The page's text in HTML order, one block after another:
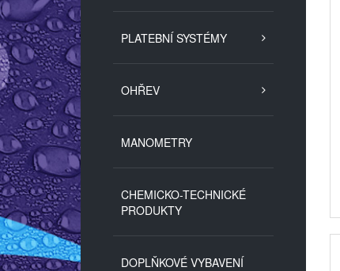
PLATEBNÍ SYSTÉMY
OHŘEV
MANOMETRY
CHEMICKO-TECHNICKÉ
PRODUKTY
DOPLŇKOVÉ VYBAVENÍ